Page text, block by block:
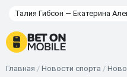
Талия Гибсон — Екатерина
Главная / Новости спорта /